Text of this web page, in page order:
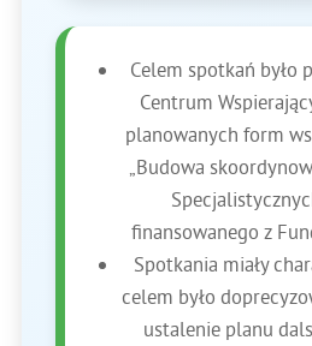
Celem spotkań było
Centrum
planowanych form
„Budowa
finansowanego z
Spotkania miały
celem było
ustalenie planu